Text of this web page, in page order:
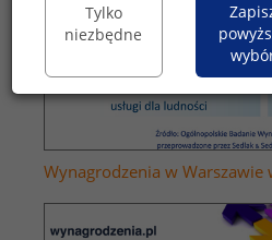
Wynagrodzenia w Warszawie
Tylko
niezbędne